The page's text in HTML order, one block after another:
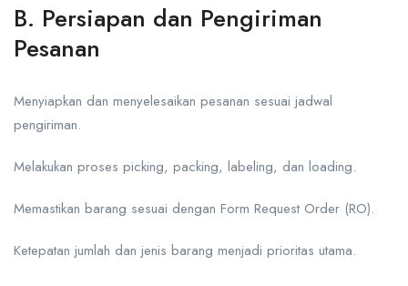
B. Persiapan dan Pengiriman
Pesanan
Menyiapkan dan menyelesaikan pesanan sesuai jadwal
pengiriman.
Melakukan proses picking, packing, labeling, dan loading.
Memastikan barang sesuai dengan Form Request Order (RO).
Ketepatan jumlah dan jenis barang menjadi prioritas utama.